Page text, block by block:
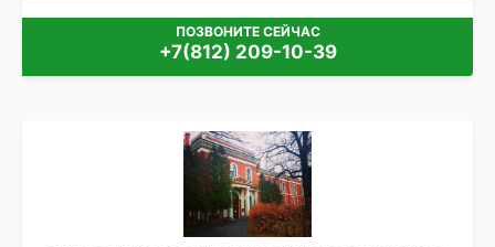
ПОЗВОНИТЕ СЕЙЧАС
+7(812) 209-10-39